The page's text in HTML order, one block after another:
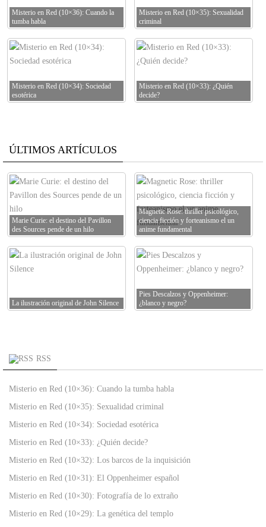
Misterio en Red (10×36): Cuando la
tumba habla
Misterio en Red (10×35): Sexualidad
criminal
Misterio en Red (10×34): Sociedad
esotérica
Misterio en Red (10×33): ¿Quién
decide?
ÚLTIMOS ARTÍCULOS
Marie Curie: el destino del Pavillon
des Sources pende de un hilo
Magnetic Rose: thriller psicológico,
ciencia ficción y forteanismo el un
anime fundamental
La ilustración original de John Silence
Pies Descalzos y Oppenheimer:
¿blanco y negro?
RSS
Misterio en Red (10×36): Cuando la tumba habla
Misterio en Red (10×35): Sexualidad criminal
Misterio en Red (10×34): Sociedad esotérica
Misterio en Red (10×33): ¿Quién decide?
Misterio en Red (10×32): Los barcos de la inquisición
Misterio en Red (10×31): El Oppenheimer español
Misterio en Red (10×30): Fotografía de lo extraño
Misterio en Red (10×29): La genética del templo